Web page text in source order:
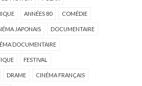
ANNÉES 80 COMÉDIE
JAPONAIS DOCUMENTAIRE
DOCUMENTAIRE
FESTIVAL
DRAME CINÉMA FRANÇAIS